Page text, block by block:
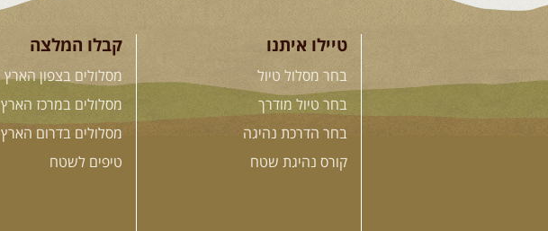
טיילו איתנו
בחר מסלול טיול
בחר טיול מודרך
בחר הדרכת נהיגה
קורס נהיגת שטח
קבלו המלצה
מסלולים בצפון הארץ
מסלולים במרכז הארץ
מסלולים בדרום הארץ
טיפים לשטח